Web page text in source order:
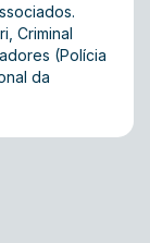
Criminal
(Polícia
da